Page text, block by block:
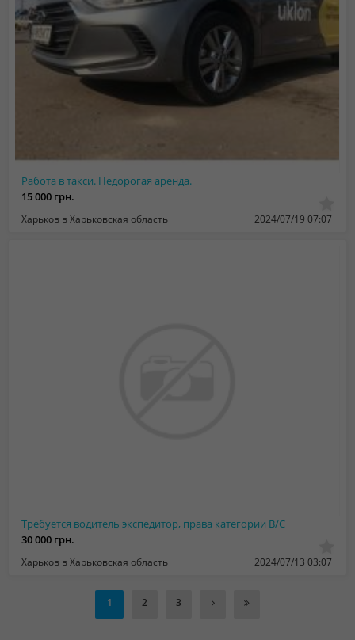
Работа в такси. Недорогая аренда.
15 000 грн.
Харьков в Харьковская область 2024/07/19 07:07
Требуется водитель экспедитор, права категории В/С
30 000 грн.
Харьков в Харьковская область 2024/07/13 03:07
1 2 3